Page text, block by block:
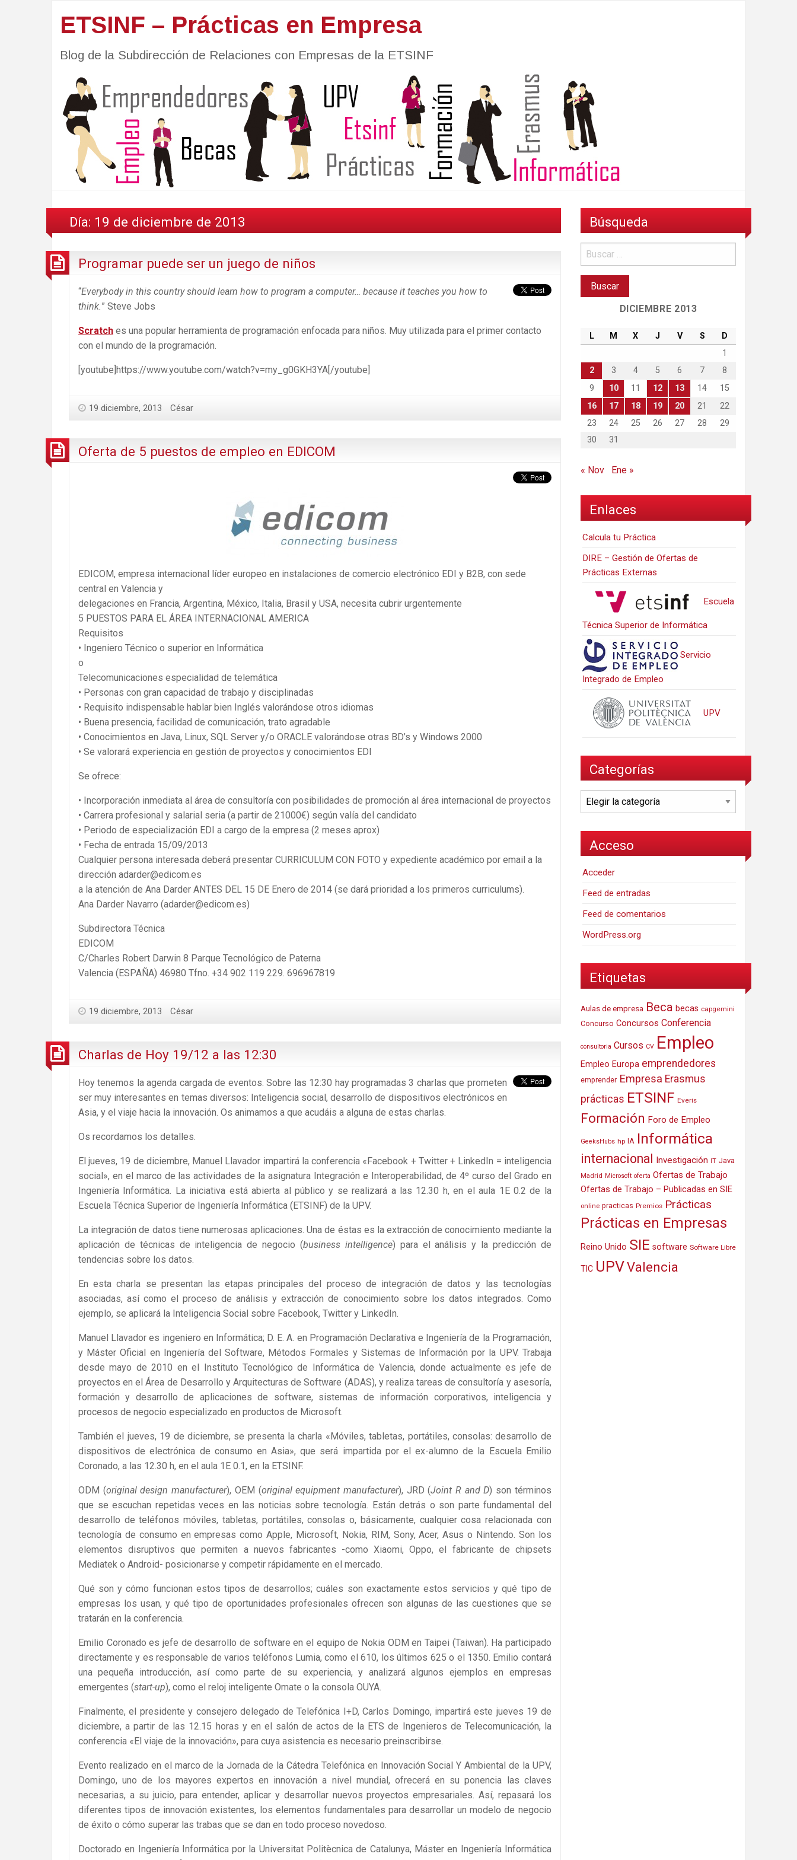
ETSINF – Prácticas en Empresa
Blog de la Subdirección de Relaciones con Empresas de la ETSINF
Día: 19 de diciembre de 2013
Programar puede ser un juego de niños
“Everybody in this country should learn how to program a computer… because it teaches you how to
think.” Steve Jobs
Scratch es una popular herramienta de programación enfocada para niños. Muy utilizada para el primer contacto
con el mundo de la programación.
[youtube]https://www.youtube.com/watch?v=my_g0GKH3YA[/youtube]
19 diciembre, 2013 César
Oferta de 5 puestos de empleo en EDICOM
EDICOM, empresa internacional líder europeo en instalaciones de comercio electrónico EDI y B2B, con sede
central en Valencia y
delegaciones en Francia, Argentina, México, Italia, Brasil y USA, necesita cubrir urgentemente
5 PUESTOS PARA EL ÁREA INTERNACIONAL AMERICA
Requisitos
• Ingeniero Técnico o superior en Informática
o
Telecomunicaciones especialidad de telemática
• Personas con gran capacidad de trabajo y disciplinadas
• Requisito indispensable hablar bien Inglés valorándose otros idiomas
• Buena presencia, facilidad de comunicación, trato agradable
• Conocimientos en Java, Linux, SQL Server y/o ORACLE valorándose otras BD’s y Windows 2000
• Se valorará experiencia en gestión de proyectos y conocimientos EDI
Se ofrece:
• Incorporación inmediata al área de consultoría con posibilidades de promoción al área internacional de proyectos
• Carrera profesional y salarial seria (a partir de 21000€) según valía del candidato
• Periodo de especialización EDI a cargo de la empresa (2 meses aprox)
• Fecha de entrada 15/09/2013
Cualquier persona interesada deberá presentar CURRICULUM CON FOTO y expediente académico por email a la
dirección adarder@edicom.es
a la atención de Ana Darder ANTES DEL 15 DE Enero de 2014 (se dará prioridad a los primeros curriculums).
Ana Darder Navarro (adarder@edicom.es)
Subdirectora Técnica
EDICOM
C/Charles Robert Darwin 8 Parque Tecnológico de Paterna
Valencia (ESPAÑA) 46980 Tfno. +34 902 119 229. 696967819
19 diciembre, 2013 César
Charlas de Hoy 19/12 a las 12:30
Hoy tenemos la agenda cargada de eventos. Sobre las 12:30 hay programadas 3 charlas que prometen
ser muy interesantes en temas diversos: Inteligencia social, desarrollo de dispositivos electrónicos en
Asia, y el viaje hacia la innovación. Os animamos a que acudáis a alguna de estas charlas.
Os recordamos los detalles.
El jueves, 19 de diciembre, Manuel Llavador impartirá la conferencia «Facebook + Twitter + LinkedIn = inteligencia
social», en el marco de las actividades de la asignatura Integración e Interoperabilidad, de 4º curso del Grado en
Ingeniería Informática. La iniciativa está abierta al público y se realizará a las 12.30 h, en el aula 1E 0.2 de la
Escuela Técnica Superior de Ingeniería Informática (ETSINF) de la UPV.
La integración de datos tiene numerosas aplicaciones. Una de éstas es la extracción de conocimiento mediante la
aplicación de técnicas de inteligencia de negocio (business intelligence) para el análisis y la predicción de
tendencias sobre los datos.
En esta charla se presentan las etapas principales del proceso de integración de datos y las tecnologías
asociadas, así como el proceso de análisis y extracción de conocimiento sobre los datos integrados. Como
ejemplo, se aplicará la Inteligencia Social sobre Facebook, Twitter y LinkedIn.
Manuel Llavador es ingeniero en Informática; D. E. A. en Programación Declarativa e Ingeniería de la Programación,
y Máster Oficial en Ingeniería del Software, Métodos Formales y Sistemas de Información por la UPV. Trabaja
desde mayo de 2010 en el Instituto Tecnológico de Informática de Valencia, donde actualmente es jefe de
proyectos en el Área de Desarrollo y Arquitecturas de Software (ADAS), y realiza tareas de consultoría y asesoría,
formación y desarrollo de aplicaciones de software, sistemas de información corporativos, inteligencia y
procesos de negocio especializado en productos de Microsoft.
También el jueves, 19 de diciembre, se presenta la charla «Móviles, tabletas, portátiles, consolas: desarrollo de
dispositivos de electrónica de consumo en Asia», que será impartida por el ex-alumno de la Escuela Emilio
Coronado, a las 12.30 h, en el aula 1E 0.1, en la ETSINF.
ODM (original design manufacturer), OEM (original equipment manufacturer), JRD (Joint R and D) son términos
que se escuchan repetidas veces en las noticias sobre tecnología. Están detrás o son parte fundamental del
desarrollo de teléfonos móviles, tabletas, portátiles, consolas o, básicamente, cualquier cosa relacionada con
tecnología de consumo en empresas como Apple, Microsoft, Nokia, RIM, Sony, Acer, Asus o Nintendo. Son los
elementos disruptivos que permiten a nuevos fabricantes -como Xiaomi, Oppo, el fabricante de chipsets
Mediatek o Android- posicionarse y competir rápidamente en el mercado.
Qué son y cómo funcionan estos tipos de desarrollos; cuáles son exactamente estos servicios y qué tipo de
empresas los usan, y qué tipo de oportunidades profesionales ofrecen son algunas de las cuestiones que se
tratarán en la conferencia.
Emilio Coronado es jefe de desarrollo de software en el equipo de Nokia ODM en Taipei (Taiwan). Ha participado
directamente y es responsable de varios teléfonos Lumia, como el 610, los últimos 625 o el 1350. Emilio contará
una pequeña introducción, así como parte de su experiencia, y analizará algunos ejemplos en empresas
emergentes (start-up), como el reloj inteligente Omate o la consola OUYA.
Finalmente, el presidente y consejero delegado de Telefónica I+D, Carlos Domingo, impartirá este jueves 19 de
diciembre, a partir de las 12.15 horas y en el salón de actos de la ETS de Ingenieros de Telecomunicación, la
conferencia «El viaje de la innovación», para cuya asistencia es necesario preinscribirse.
Evento realizado en el marco de la Jornada de la Cátedra Telefónica en Innovación Social Y Ambiental de la UPV,
Domingo, uno de los mayores expertos en innovación a nivel mundial, ofrecerá en su ponencia las claves
necesarias, a su juicio, para entender, aplicar y desarrollar nuevos proyectos empresariales. Así, repasará los
diferentes tipos de innovación existentes, los elementos fundamentales para desarrollar un modelo de negocio
de éxito o cómo superar las trabas que se dan en todo proceso novedoso.
Doctorado en Ingeniería Informática por la Universitat Politècnica de Catalunya, Máster en Ingeniería Informática
Búsqueda
DICIEMBRE 2013
L M X J V S
D
1
2
3 4 5 6 7
8
9
10 11 12 13 14
15
16
17 18 19 20 21
22
23
24 25 26 27 28
29
30
31
« Nov Ene »
Enlaces
Calcula tu Práctica
DIRE – Gestión de Ofertas de
Prácticas Externas
Escuela
Técnica Superior de Informática
Servicio
Integrado de Empleo
UPV
Categorías
Categorías
Acceso
Acceder
Feed de entradas
Feed de comentarios
WordPress.org
Etiquetas
Aulas de empresa Beca becas capgemini
Concurso Concursos Conferencia
consultoria Cursos CV Empleo
Empleo Europa emprendedores
emprender Empresa Erasmus
prácticas ETSINF Everis
Formación Foro de Empleo
GeeksHubs hp IA Informática
internacional Investigación IT Java
Madrid Microsoft oferta Ofertas de Trabajo
Ofertas de Trabajo – Publicadas en SIE
online practicas Premios Prácticas
Prácticas en Empresas
Reino Unido SIE software Software Libre
TIC UPVValencia